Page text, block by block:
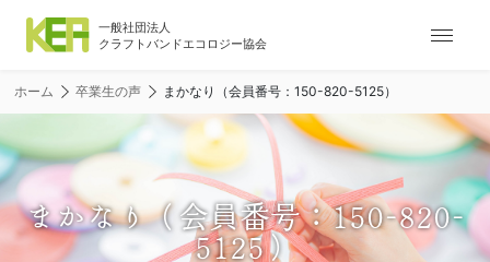
ナ
ー
シ
ョ
ン
メ
ニ
ホーム 卒業生の声 まかなり（会員番号：150-820-5125）
まかなり（会員番号：150-820-
5125）